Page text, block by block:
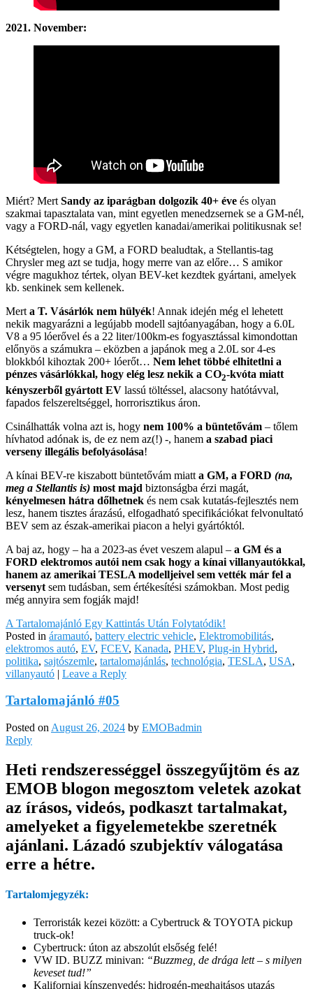
2021. November:
Miért? MertSandy az iparágban dolgozik 40+ éve és olyan
szakmai tapasztalata van, mint egyetlen menedzsernek se a GM-nél,
vagy a FORD-nál, vagy egyetlen kanadai/amerikai politikusnak se!
Kétségtelen, hogy a GM, a FORD bealudtak, a Stellantis-tag
Chrysler meg azt se tudja, hogy merre van az előre… S amikor
végre magukhoz tértek, olyan BEV-ket kezdtek gyártani, amelyek
kb. senkinek sem kellenek.
Merta T. Vásárlók nem hülyék! Annak idején még el lehetett
nekik magyarázni a legújabb modell sajtóanyagában, hogy a 6.0L
V8 a 95 lóerővel és a 22 liter/100km-es fogyasztással kimondottan
előnyös a számukra – eközben a japánok meg a 2.0L sor 4-es
blokkból kihoztak 200+ lóerőt… Nem lehet többé elhitetlni a
pénzes vásárlókkal, hogy elég lesz nekik a CO2-kvóta miatt
kényszerből gyártott EV lassú töltéssel, alacsony hatótávval,
fapados felszereltséggel, horrorisztikus áron.
Csinálhatták volna azt is, hogy nem 100% a büntetővám – tőlem
hívhatod adónak is, de ez nem az(!) -, hanem a szabad piaci
verseny illegális befolyásolása!
A kínai BEV-re kiszabott büntetővám miatt a GM, a FORD (na,
meg a Stellantis is) most majd biztonságba érzi magát,
kényelmesen hátra dőlhetnek és nem csak kutatás-fejlesztés nem
lesz, hanem tisztes árazású, elfogadható specifikációkat felvonultató
BEV sem az észak-amerikai piacon a helyi gyártóktól.
A baj az, hogy – ha a 2023-as évet veszem alapul – a GM és a
FORD elektromos autói nem csak hogy a kínai villanyautókkal,
hanem az amerikai TESLA modelljeivel sem vették már fel a
versenyt sem tudásban, sem értékesítési számokban. Most pedig
még annyira sem fogják majd!
A Tartalomajánló Egy Kattintás Után Folytatódik!
Posted in áramautó, battery electric vehicle, Elektromobilitás,
elektromos autó, EV, FCEV, Kanada, PHEV, Plug-in Hybrid,
politika, sajtószemle, tartalomajánlás, technológia, TESLA, USA,
villanyautó | Leave a Reply
Tartalomajánló #05
Posted on August 26, 2024 by EMOBadmin
Reply
Heti rendszerességgel összegyűjtöm és az
EMOB blogon megosztom veletek azokat
az írásos, videós, podkaszt tartalmakat,
amelyeket a figyelemetekbe szeretnék
ajánlani. Lázadó szubjektív válogatása
erre a hétre.
Tartalomjegyzék:
Terroristák kezei között: a Cybertruck & TOYOTA pickup
truck-ok!
Cybertruck: úton az abszolút elsőség felé!
VW ID. BUZZ minivan: “Buzzmeg, de drága lett – s milyen
keveset tud!”
Kaliforniai kínszenvedés: hidrogén-meghajtásos utazás